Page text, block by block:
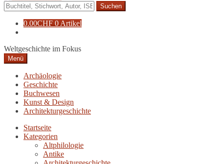
Suche
nach:
0.00CHF 0 Artikel
Weltgeschichte im Fokus
Menü
Archäologie
Geschichte
Buchwesen
Kunst & Design
Architekturgeschichte
Startseite
Kategorien
Altphilologie
Antike